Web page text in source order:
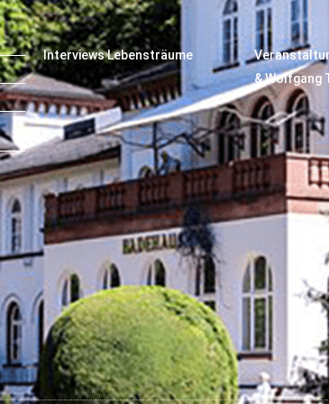
Interviews Lebensträume
& Wolfgang